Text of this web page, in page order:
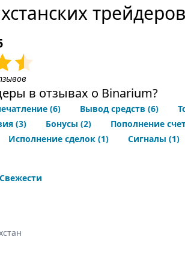
в отзывах о Binarium?
(6) Вывод средств (6)
(3) Бонусы (2) Пополнение
Исполнение сделок (1) Сигналы (1)
Свежести